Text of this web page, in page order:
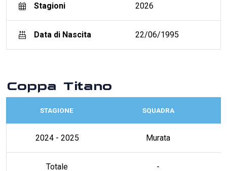
Stagioni 2026
Data di Nascita 22/06/1995
Coppa Titano
STAGIONE SQUADRA
2024 - 2025 Murata
Totale -